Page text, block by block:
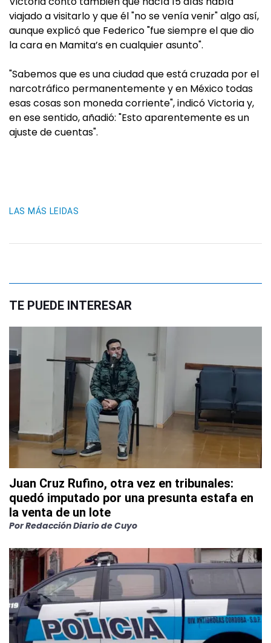
viajado a visitarlo y que él "no se venía venir" algo así,
aunque explicó que Federico "fue siempre el que dio
la cara en Mamita’s en cualquier asunto".
"Sabemos que es una ciudad que está cruzada por el
narcotráfico permanentemente y en México todas
esas cosas son moneda corriente", indicó Victoria y,
en ese sentido, añadió: "Esto aparentemente es un
ajuste de cuentas".
LAS MÁS LEIDAS
TE PUEDE INTERESAR
Juan Cruz Rufino, otra vez en tribunales:
quedó imputado por una presunta estafa en
la venta de un lote
PorRedacción Diario de Cuyo